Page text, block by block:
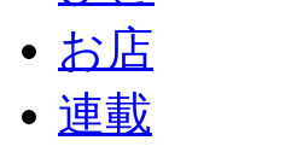
お店
連載